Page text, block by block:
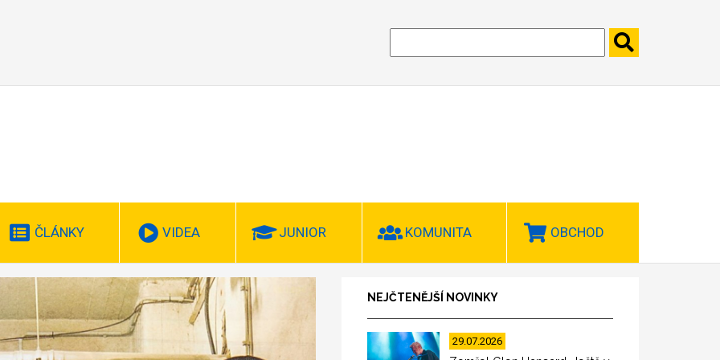
ČLÁNKY VIDEA JUNIOR KOMUNITA OBCHOD
NEJČTENĚJŠÍ NOVINKY
29.07.2026